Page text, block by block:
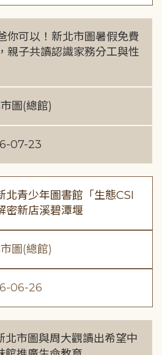
你可以！新北市圖暑假免費
親子共讀認識家務分工與性
圖(總館)
07-23
北青少年圖書館「生態CSI
密新店溪碧潭堰
圖(總館)
06-26
北市圖與周大觀讀出希望中